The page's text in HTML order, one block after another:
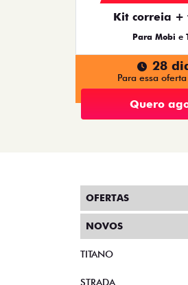
Kit correia +
Para Mobi e
28
Para essa
Quero
OFERTAS
NOVOS
TITANO
STRADA